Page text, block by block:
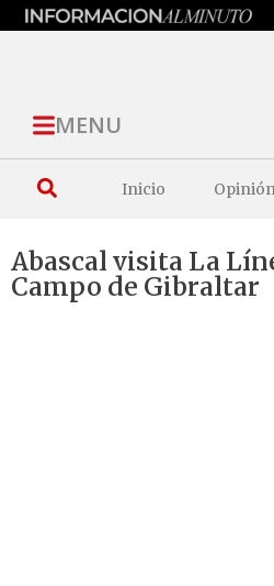
MENU
Inicio Opinión
Abascal visita La
Campo de Gibraltar